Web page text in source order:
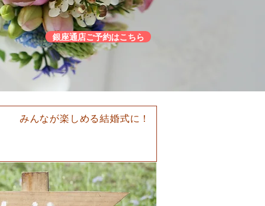
銀座通店ご予約はこちら
みんなが楽しめる結婚式に！